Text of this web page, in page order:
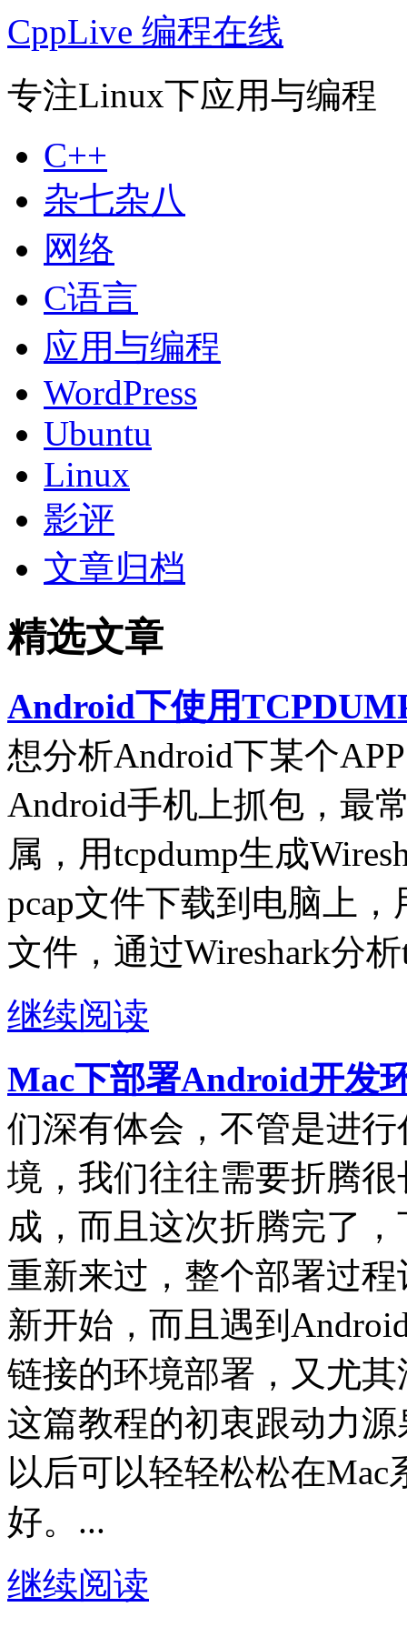
CppLive 编程在线
专注Linux下应用与编程
C++
杂七杂八
网络
C语言
应用与编程
WordPress
Ubuntu
Linux
影评
文章归档
精选文章
Android下使用
想分析Android下某个
Android手机上抓包，最
属，用tcpdump生成
pcap文件下载到电脑上，
文件，通过Wireshark分
继续阅读
Mac下部署Android开发
们深有体会，不管是进
境，我们往往需要折腾
成，而且这次折腾完了
重新来过，整个部署过
新开始，而且遇到
链接的环境部署，又尤
这篇教程的初衷跟动力
以后可以轻轻松松在
好。...
继续阅读